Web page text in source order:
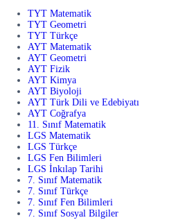
TYT Matematik
TYT Geometri
TYT Türkçe
AYT Matematik
AYT Geometri
AYT Fizik
AYT Kimya
AYT Biyoloji
AYT Türk Dili ve Edebiyatı
AYT Coğrafya
11. Sınıf Matematik
LGS Matematik
LGS Türkçe
LGS Fen Bilimleri
LGS İnkılap Tarihi
7. Sınıf Matematik
7. Sınıf Türkçe
7. Sınıf Fen Bilimleri
7. Sınıf Sosyal Bilgiler